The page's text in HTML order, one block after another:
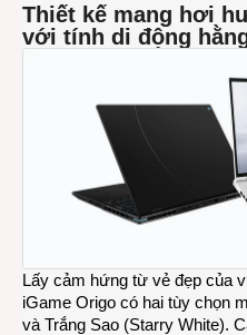
Thiết kế mang hơi
với tính di động
Lấy cảm hứng từ vẻ đẹp của
iGame Origo có hai tùy chọn
và Trắng Sao (Starry White).